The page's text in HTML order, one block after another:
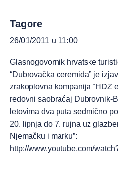
Tagore
26/01/2011 u 11:00
Glasnogovornik hrvatske
“Dubrovačka ćeremida” je
zrakoplovna kompanija “HDZ
redovni saobraćaj Dubrovnik-
letovima dva puta sedmično
20. lipnja do 7. rujna uz
Njemačku i marku”:
http://www.youtube.com/